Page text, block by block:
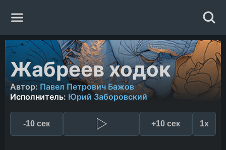
Главная
Жанры
Авторы
Исполнители
Жабреев ходок
Автор: Павел Петрович Бажов
Исполнитель: Юрий Заборовский
-10 сек +10 сек 1x